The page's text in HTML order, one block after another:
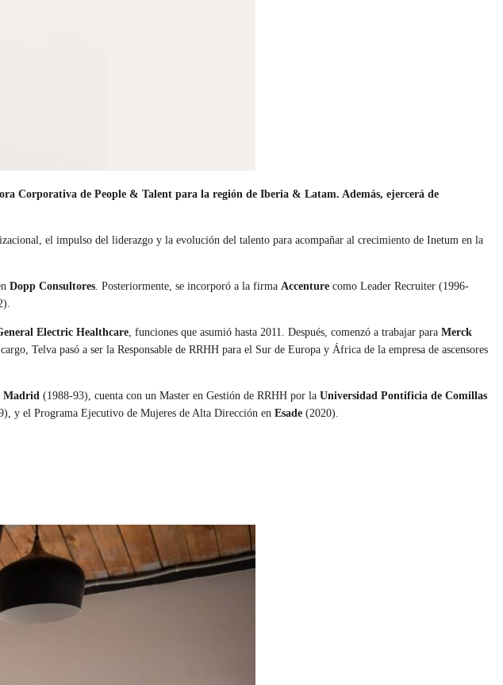
Corporativa de People & Talent para la región de Iberia & Latam. Además, ejercerá de
el impulso del liderazgo y la evolución del talento para acompañar al crecimiento de Inetum en la
Dopp Consultores . Posteriormente, se incorporó a la firma Accenture como Leader Recruiter (1996-
Electric Healthcare , funciones que asumió hasta 2011. Después, comenzó a trabajar para Merck
Telva pasó a ser la Responsable de RRHH para el Sur de Europa y África de la empresa de ascensores
Madrid (1988-93), cuenta con un Master en Gestión de RRHH por la Universidad Pontificia de Comillas
y el Programa Ejecutivo de Mujeres de Alta Dirección en Esade (2020).